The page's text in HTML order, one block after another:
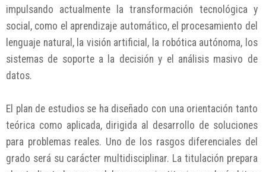
impulsando actualmente la transformación tecnológica y
social, como el aprendizaje automático, el procesamiento del
lenguaje natural, la visión artificial, la robótica autónoma, los
sistemas de soporte a la decisión y el análisis masivo de
datos.
El plan de estudios se ha diseñado con una orientación tanto
teórica como aplicada, dirigida al desarrollo de soluciones
para problemas reales. Uno de los rasgos diferenciales del
grado será su carácter multidisciplinar. La titulación prepara